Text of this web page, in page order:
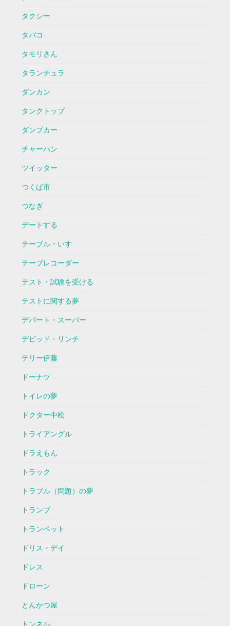
タクシー
タバコ
タモリさん
タランチュラ
ダンカン
タンクトップ
ダンプカー
チャーハン
ツイッター
つくば市
つなぎ
デートする
テーブル・いす
テープレコーダー
テスト・試験を受ける
テストに関する夢
デパート・スーパー
デビッド・リンチ
テリー伊藤
ドーナツ
トイレの夢
ドクター中松
トライアングル
ドラえもん
トラック
トラブル（問題）の夢
トランプ
トランペット
ドリス・デイ
ドレス
ドローン
とんかつ屋